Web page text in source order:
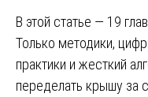
В этой статье — 19
Только методики,
практики и жесткий
переделать крышу за